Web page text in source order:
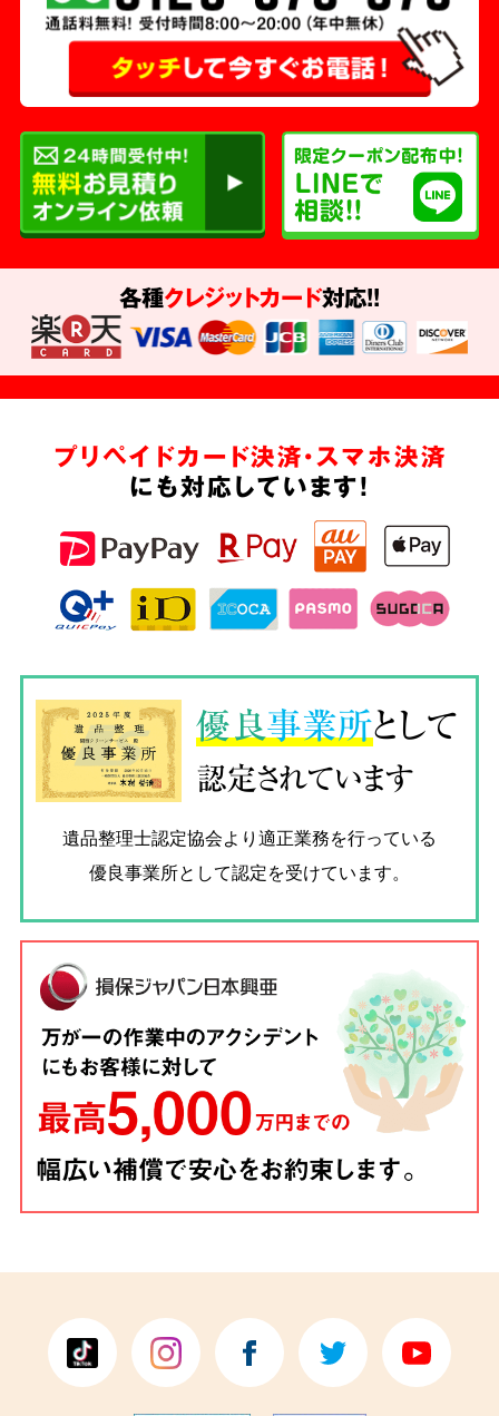
各種クレジットカード対応!!
プリペイドカード決済・スマホ決済
にも対応しています!
優良事業所として
認定されています
遺品整理士認定協会より適正業務を行っている
優良事業所として認定を受けています。